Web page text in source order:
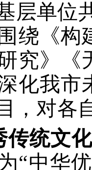
层单位
围绕 《
究》《
化我市
，对各
传统文
“中华